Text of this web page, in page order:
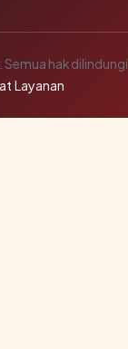
hak dilindungi.
Layanan